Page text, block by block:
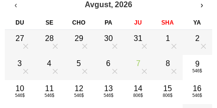
‹ Avgust, 2026 ›
DU SE CHO PA JU SHA YA
27 28 29 30 31 1 2
3 4 5 6 7 8 9
546$
10
546$
11
546$
12
546$
13
546$
14
806$
15
806$
16
546$